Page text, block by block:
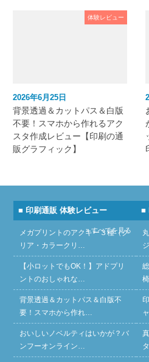
体験レビュー
2026年6月25日
背景透過＆カットパス＆白版
不要！スマホから作れるアク
スタ作成レビュー【印刷の通
販グラフィック】
■ 印刷通販 体験レビュー
» すべてを見る
メガプリントのアクキー３種（ク
リア・カラークリ…
【小ロットでもOK！】アドプリ
ントのおしゃれな…
背景透過＆カットパス＆白版不
要！スマホから作れ…
おいしいノベルティはいかが？バ
ンフーオンライン…
■